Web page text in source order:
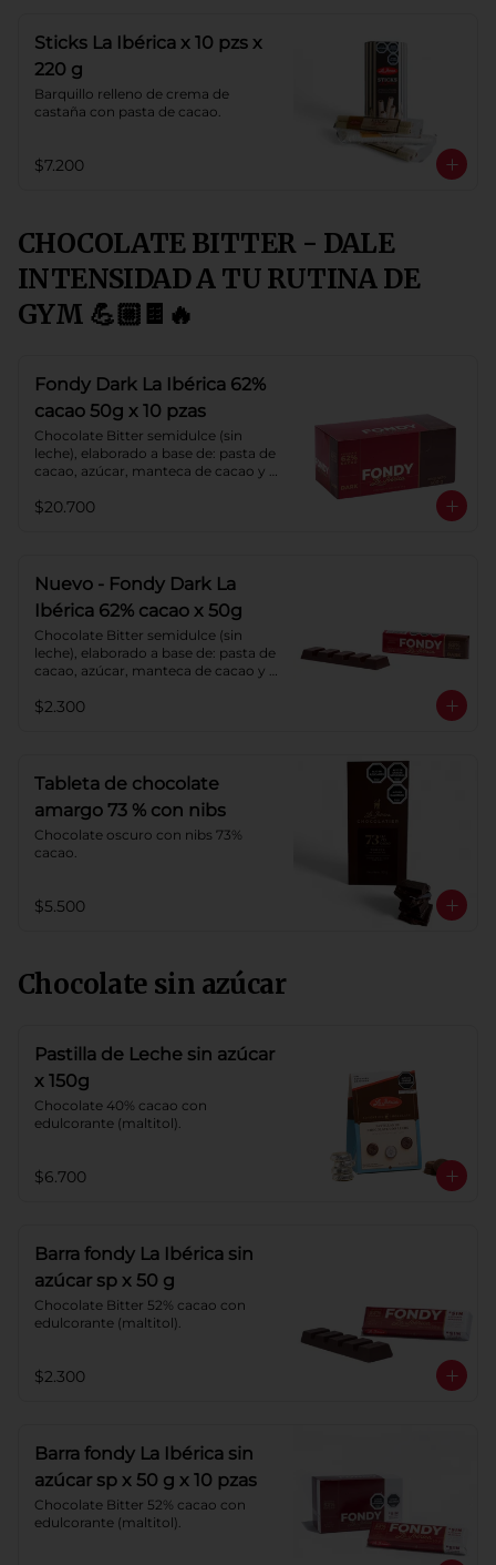
Sticks La Ibérica x 10 pzs x
220 g
Barquillo relleno de crema de
castaña con pasta de cacao.
$7.200
CHOCOLATE BITTER - DALE
INTENSIDAD A TU RUTINA DE
GYM 💪🏼🍫🔥
Fondy Dark La Ibérica 62%
cacao 50g x 10 pzas
Chocolate Bitter semidulce (sin
leche), elaborado a base de: pasta de
cacao, azúcar, manteca de cacao y
Cacao: 62%
$20.700
Nuevo - Fondy Dark La
Ibérica 62% cacao x 50g
Chocolate Bitter semidulce (sin
leche), elaborado a base de: pasta de
cacao, azúcar, manteca de cacao y
Cacao: 62%
$2.300
Tableta de chocolate
amargo 73 % con nibs
Chocolate oscuro con nibs 73%
cacao.
$5.500
Chocolate sin azúcar
Pastilla de Leche sin azúcar
x 150g
Chocolate 40% cacao con
edulcorante (maltitol).
$6.700
Barra fondy La Ibérica sin
azúcar sp x 50 g
Chocolate Bitter 52% cacao con
edulcorante (maltitol).
$2.300
Barra fondy La Ibérica sin
azúcar sp x 50 g x 10 pzas
Chocolate Bitter 52% cacao con
edulcorante (maltitol).